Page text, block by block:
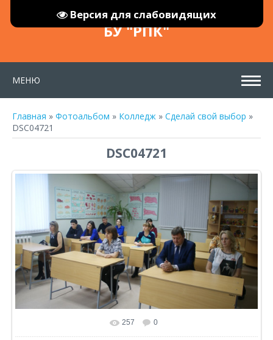
Версия для слабовидящих
БУ "РПК"
МЕНЮ
Главная » Фотоальбом » Колледж » Сделай свой выбор »
DSC04721
DSC04721
В реальном размере 1024x572
257 0